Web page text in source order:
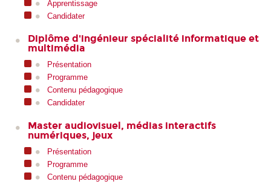
Apprentissage
Candidater
Diplôme d'ingénieur spécialité informatique et
multimédia
Présentation
Programme
Contenu pédagogique
Candidater
Master audiovisuel, médias interactifs
numériques, jeux
Présentation
Programme
Contenu pédagogique